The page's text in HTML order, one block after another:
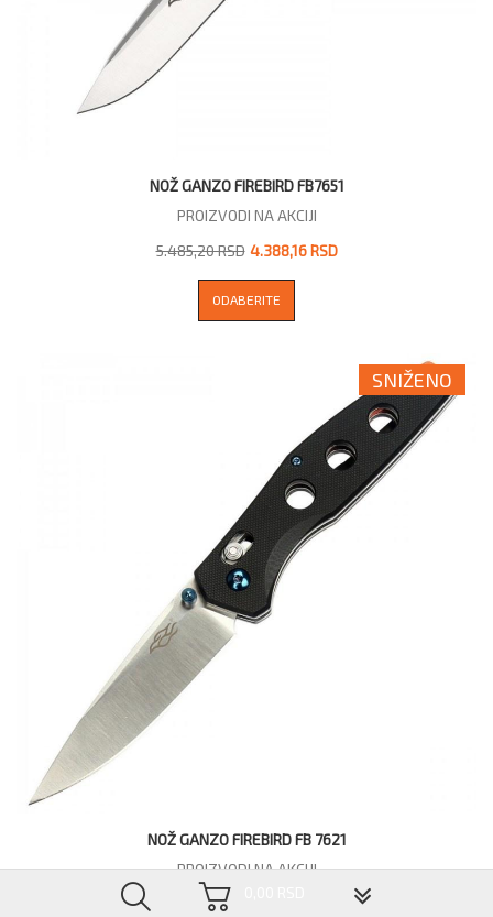
NOŽ GANZO FIREBIRD FB7651
PROIZVODI NA AKCIJI
5.485,20 RSD 4.388,16 RSD
ODABERITE
SNIŽENO
NOŽ GANZO FIREBIRD FB 7621
PROIZVODI NA AKCIJI
5.667,60 RSD
▼